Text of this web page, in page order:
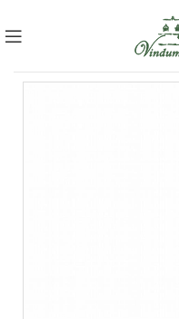
mail@vindumovergaard.dk